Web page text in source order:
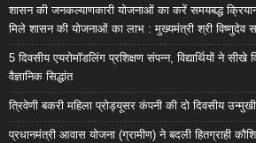
शासन की जनकल्याणकारी योजनाओं का करें समयबद्ध
मिले शासन की योजनाओं का लाभ : मुख्यमंत्री श्री विष्णुदेव
5 दिवसीय एयरोमॉडलिंग प्रशिक्षण संपन्न, विद्यार्थियों ने सीखे
वैज्ञानिक सिद्धांत
त्रिवेणी बकरी महिला प्रोड्यूसर कंपनी की दो दिवसीय
प्रधानमंत्री आवास योजना (ग्रामीण) ने बदली हितग्राही